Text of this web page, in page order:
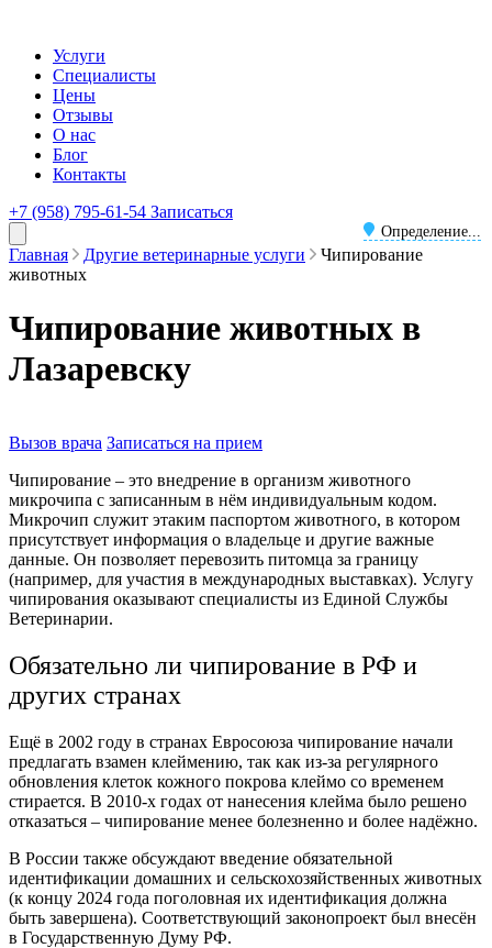
Услуги
Специалисты
Цены
Отзывы
О нас
Блог
Контакты
+7 (958) 795-61-54
Определение...
Записаться
Главная Другие ветеринарные услуги
Чипирование
животных
Чипирование животных в
Лазаревску
Вызов врача Записаться на прием
Чипирование – это внедрение в организм животного
микрочипа с записанным в нём индивидуальным кодом.
Микрочип служит этаким паспортом животного, в котором
присутствует информация о владельце и другие важные
данные. Он позволяет перевозить питомца за границу
(например, для участия в международных выставках). Услугу
чипирования оказывают специалисты из Единой Службы
Ветеринарии.
Обязательно ли чипирование в РФ и
других странах
Ещё в 2002 году в странах Евросоюза чипирование начали
предлагать взамен клеймению, так как из-за регулярного
обновления клеток кожного покрова клеймо со временем
стирается. В 2010-х годах от нанесения клейма было решено
отказаться – чипирование менее болезненно и более надёжно.
В России также обсуждают введение обязательной
идентификации домашних и сельскохозяйственных животных
(к концу 2024 года поголовная их идентификация должна
быть завершена). Соответствующий законопроект был внесён
в Государственную Думу РФ.